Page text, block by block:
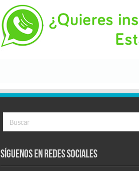
Síguenos en Redes Sociales